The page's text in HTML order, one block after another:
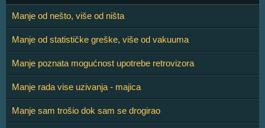
Manje od nešto, više od ništa
Manje od statističke greške, više od vakuuma
Manje poznata mogućnost upotrebe retrovizora
Manje rada vise uzivanja - majica
Manje sam trošio dok sam se drogirao